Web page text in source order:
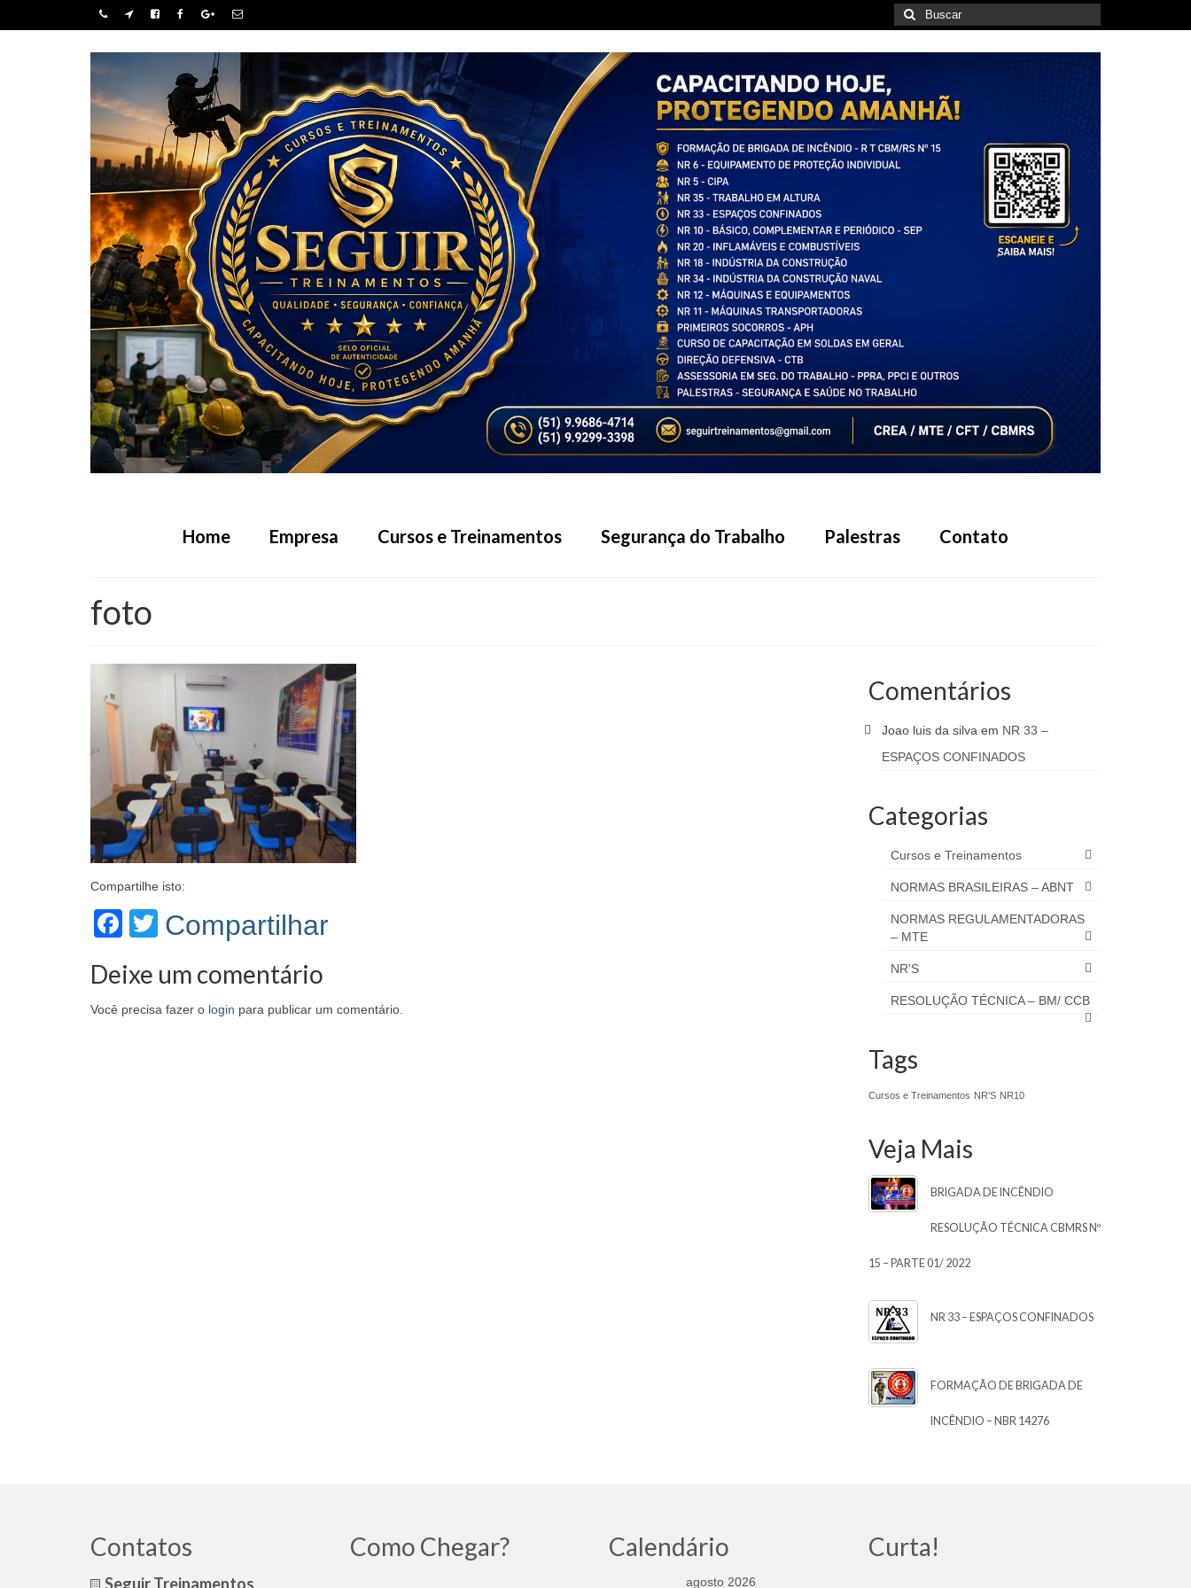
Buscar
por:
Home Empresa Cursos e Treinamentos Segurança do Trabalho Palestras Contato
foto
Compartilhe isto:
Facebook
Twitter
Compartilhar
Deixe um comentário
Você precisa fazer o login para publicar um comentário.
Comentários
Joao luis da silva em NR 33 –
ESPAÇOS CONFINADOS
Categorias
Cursos e Treinamentos
NORMAS BRASILEIRAS – ABNT
NORMAS REGULAMENTADORAS
– MTE
NR'S
RESOLUÇÃO TÉCNICA – BM/ CCB
Tags
Cursos e Treinamentos NR'S NR10
Veja Mais
BRIGADA DE INCÊNDIO
RESOLUÇÃO TÉCNICA CBMRS Nº
15 – PARTE 01/ 2022
NR 33 – ESPAÇOS CONFINADOS
FORMAÇÃO DE BRIGADA DE
INCÊNDIO – NBR 14276
Contatos
Seguir Treinamentos
Como Chegar? Calendário
agosto 2026
Curta!